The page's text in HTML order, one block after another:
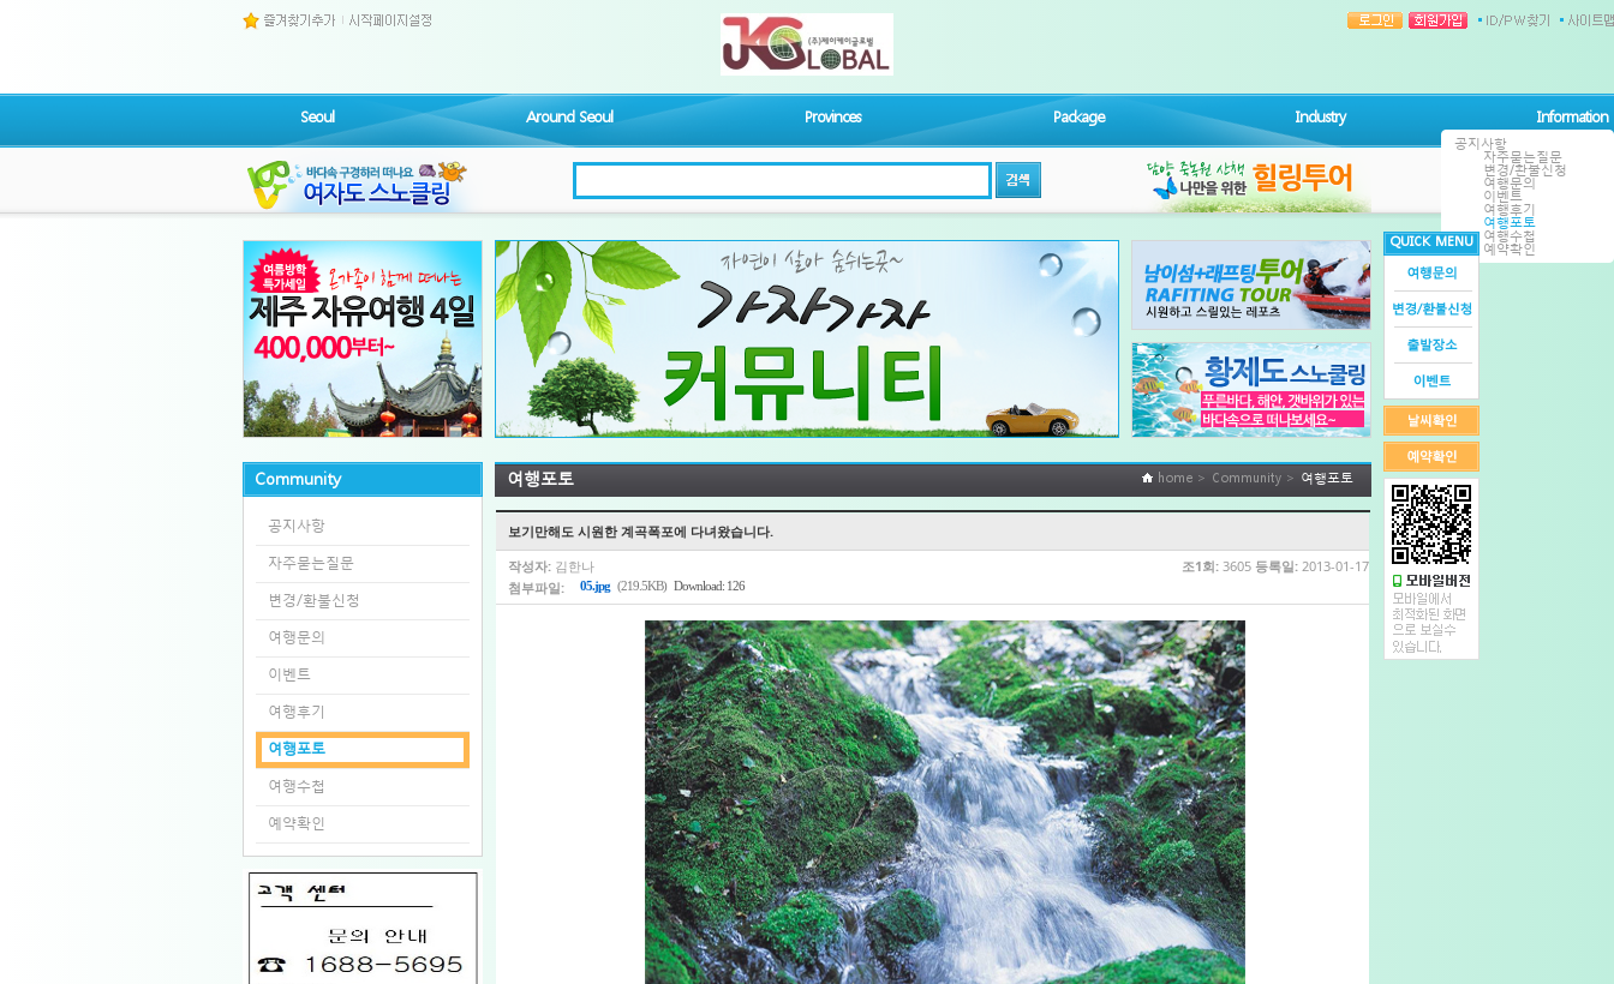
Seoul Around Seoul Provinces Package Industry Information
공지사항
자주묻는질문
변경/환불신청
여행문의
이벤트
여행후기
여행포토
여행수첩
예약확인
검색
Community
공지사항
자주묻는질문
변경/환불신청
여행문의
이벤트
여행후기
여행포토
여행수첩
예약확인
여행포토 home > Community > 여행포토
보기만해도 시원한 계곡폭포에 다녀왔습니다.
작성자: 김한나 조1회: 3605 등록일: 2013-01-17
첨부파일:
05.jpg (219.5KB) Download: 126
QUICK MENU